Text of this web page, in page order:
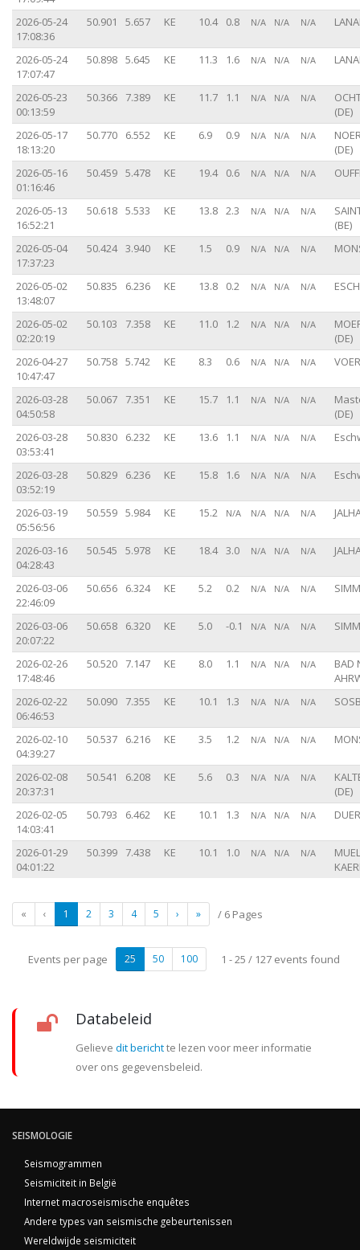
2026-05-24
17:08:36
50.901 5.657 KE 10.4 0.8 N/A N/A N/A
2026-05-24
17:07:47
50.898 5.645 KE 11.3 1.6 N/A N/A N/A
2026-05-23
00:13:59
50.366 7.389 KE 11.7 1.1 N/A N/A N/A
(DE)
2026-05-17
18:13:20
50.770 6.552 KE 6.9 0.9 N/A N/A N/A
(DE)
2026-05-16
01:16:46
50.459 5.478 KE 19.4 0.6 N/A N/A N/A
2026-05-13
16:52:21
50.618 5.533 KE 13.8 2.3 N/A N/A N/A
(BE)
2026-05-04
17:37:23
50.424 3.940 KE 1.5 0.9 N/A N/A N/A
2026-05-02
13:48:07
50.835 6.236 KE 13.8 0.2 N/A N/A N/A
2026-05-02
02:20:19
50.103 7.358 KE 11.0 1.2 N/A N/A N/A
(DE)
2026-04-27
10:47:47
50.758 5.742 KE 8.3 0.6 N/A N/A N/A
2026-03-28
04:50:58
50.067 7.351 KE 15.7 1.1 N/A N/A N/A
(DE)
2026-03-28
03:53:41
50.830 6.232 KE 13.6 1.1 N/A N/A N/A
2026-03-28
03:52:19
50.829 6.236 KE 15.8 1.6 N/A N/A N/A
2026-03-19
05:56:56
50.559 5.984 KE 15.2 N/A N/A N/A N/A
2026-03-16
04:28:43
50.545 5.978 KE 18.4 3.0 N/A N/A N/A
2026-03-06
22:46:09
50.656 6.324 KE 5.2 0.2 N/A N/A N/A
2026-03-06
20:07:22
50.658 6.320 KE 5.0 -0.1 N/A N/A N/A
2026-02-26
17:48:46
50.520 7.147 KE 8.0 1.1 N/A N/A N/A
BAD
2026-02-22
06:46:53
50.090 7.355 KE 10.1 1.3 N/A N/A N/A
2026-02-10
04:39:27
50.537 6.216 KE 3.5 1.2 N/A N/A N/A
2026-02-08
20:37:31
50.541 6.208 KE 5.6 0.3 N/A N/A N/A
(DE)
2026-02-05
14:03:41
50.793 6.462 KE 10.1 1.3 N/A N/A N/A
2026-01-29
04:01:22
50.399 7.438 KE 10.1 1.0 N/A N/A N/A
« ‹ 1 2 3 4 5 › » / 6 Pages
25 50 100
Events per page 1 - 25 / 127 events found
Databeleid
Gelieve dit berichtte lezen voor meer informatie
over ons gegevensbeleid.
SEISMOLOGIE
Seismogrammen
Seismiciteit in België
Internet macroseismische enquêtes
Andere types van seismische gebeurtenissen
Wereldwijde seismiciteit